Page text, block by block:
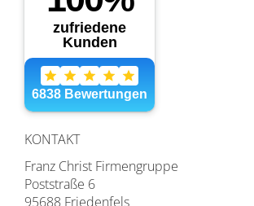
KONTAKT
Franz Christ Firmengruppe
Poststraße 6
95688 Friedenfels